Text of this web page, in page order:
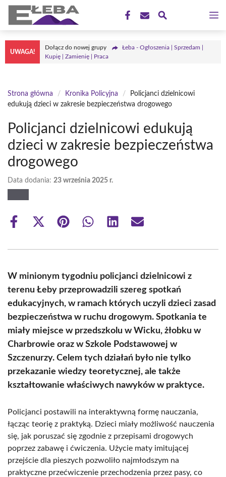
Przejdź
treści
UWAGA!
Dołącz do nowej grupy
Łeba - Ogłoszenia | Sprzedam |
Kupię | Zamienię | Praca
Strona główna / Kronika Policyjna /
Policjanci dzielnicowi
edukują dzieci w zakresie bezpieczeństwa drogowego
Policjanci dzielnicowi edukują
dzieci w zakresie bezpieczeństwa
drogowego
Data dodania: 23 września 2025 r.
Share
Share
(Twitter)
Share Share Share Share
W minionym tygodniu policjanci dzielnicowi z
terenu Łeby przeprowadzili szereg spotkań
edukacyjnych, w ramach których uczyli dzieci zasad
bezpieczeństwa w ruchu drogowym. Spotkania te
miały miejsce w przedszkolu w Wicku, żłobku w
Charbrowie oraz w Szkole Podstawowej w
Szczenurzy. Celem tych działań było nie tylko
przekazanie wiedzy teoretycznej, ale także
kształtowanie właściwych nawyków w praktyce.
Policjanci postawili na interaktywną formę nauczania,
łącząc teorię z praktyką. Dzieci miały możliwość nauczenia
się, jak poruszać się zgodnie z przepisami drogowych
poprzez zabawę i ćwiczenia. Użycie maty imitującej
przejście dla pieszych pozwoliło najmłodszym na
praktyczne przećwiczenie przechodzenia przez pasy, co